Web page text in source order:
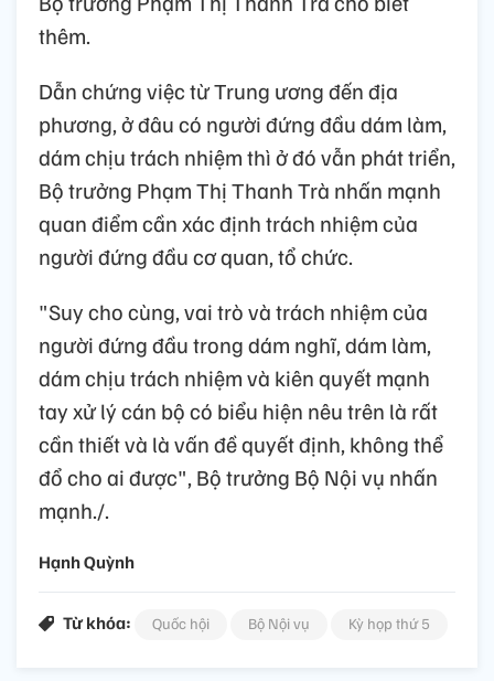
thêm.
Dẫn chứng việc từ Trung ương đến địa
phương, ở đâu có người đứng đầu dám làm,
dám chịu trách nhiệm thì ở đó vẫn phát triển,
Bộ trưởng Phạm Thị Thanh Trà nhấn mạnh
quan điểm cần xác định trách nhiệm của
người đứng đầu cơ quan, tổ chức.
"Suy cho cùng, vai trò và trách nhiệm của
người đứng đầu trong dám nghĩ, dám làm,
dám chịu trách nhiệm và kiên quyết mạnh
tay xử lý cán bộ có biểu hiện nêu trên là rất
cần thiết và là vấn đề quyết định, không thể
đổ cho ai được", Bộ trưởng Bộ Nội vụ nhấn
mạnh./.
Hạnh Quỳnh
Từ khóa: Quốc hội Bộ Nội vụ Kỳ họp thứ 5